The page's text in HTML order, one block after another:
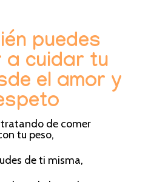
puedes
a cuidar tu
el amor y
tratando de comer
tu peso,
de ti misma,